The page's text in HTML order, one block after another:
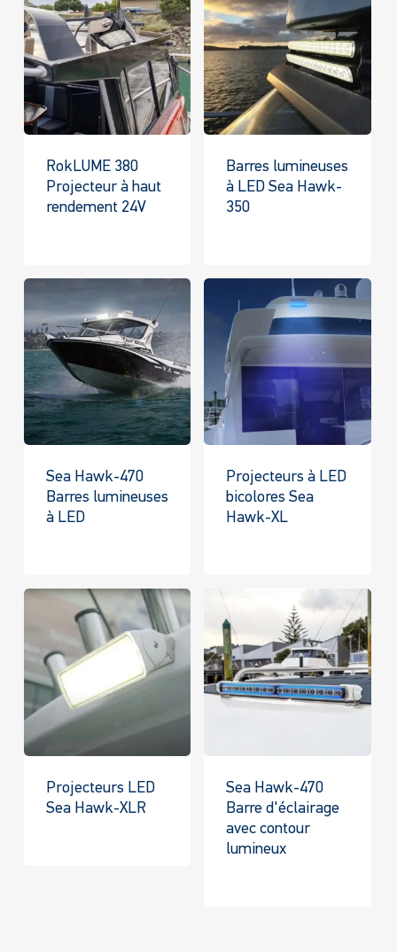
RokLUME 380
Projecteur à haut
rendement 24V
Barres lumineuses
à LED Sea Hawk-
350
Sea Hawk-470
Barres lumineuses
à LED
Projecteurs à LED
bicolores Sea
Hawk-XL
Projecteurs LED
Sea Hawk-XLR
Sea Hawk-470
Barre d'éclairage
avec contour
lumineux